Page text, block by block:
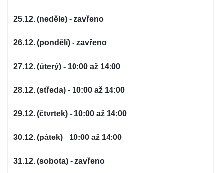
25.12. (neděle) - zavřeno
26.12. (pondělí) - zavřeno
27.12. (úterý) - 10:00 až 14:00
28.12. (středa) - 10:00 až 14:00
29.12. (čtvrtek) - 10:00 až 14:00
30.12. (pátek) - 10:00 až 14:00
31.12. (sobota) - zavřeno